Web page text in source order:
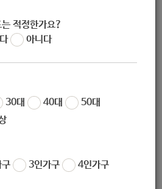
적정한가요?
아니다
30대 40대
50대
3인가구
4인가구
경계선지능인자녀
상담]
인 자녀를 양육하는 부모